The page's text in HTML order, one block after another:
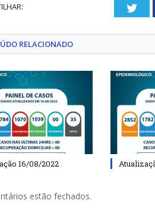
RELACIONADO
16/08/2022
estão fechados.